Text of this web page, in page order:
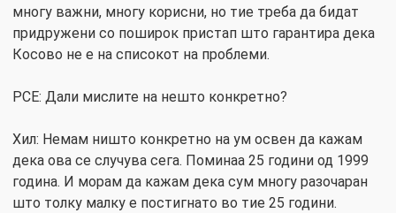
многу важни, многу корисни, но тие треба да бидат
придружени со поширок пристап што гарантира дека
Косово не е на списокот на проблеми.
РСЕ: Дали мислите на нешто конкретно?
Хил: Немам ништо конкретно на ум освен да кажам
дека ова се случува сега. Поминаа 25 години од 1999
година. И морам да кажам дека сум многу разочаран
што толку малку е постигнато во тие 25 години.